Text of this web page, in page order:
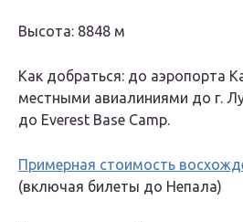
Высота: 8848 м
Как добраться: до аэропорта
местными авиалиниями до г.
до Everest Base Camp.
Примерная стоимость
(включая билеты до Непала)